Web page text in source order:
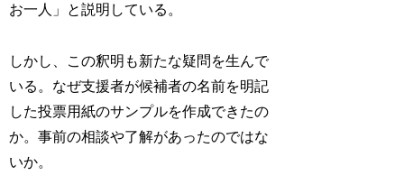
お一人」と説明している。
しかし、この釈明も新たな疑問を生んで
いる。なぜ支援者が候補者の名前を明記
した投票用紙のサンプルを作成できたの
か。事前の相談や了解があったのではな
いか。